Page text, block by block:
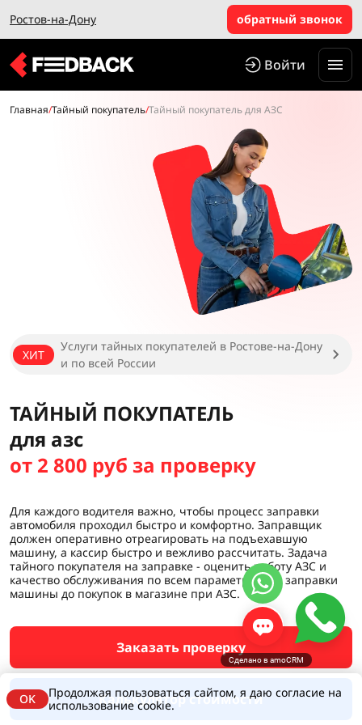
Ростов-на-Дону обратный звонок
Войти
Главная/Тайный покупатель/Тайный покупатель для АЗС
ХИТ
Услуги тайных покупателей в Ростове-на-Дону
и по всей России
ТАЙНЫЙ ПОКУПАТЕЛЬ
для азс
от 2 800 руб за проверку
Для каждого водителя важно, чтобы процесс заправки
автомобиля проходил быстро и комфортно. Заправщик
должен оперативно отреагировать на подъехавшую
машину, а кассир быстро и вежливо рассчитать. Задача
тайного покупателя на заправке - оценить работу АЗС и
качество обслуживания по всем параметрам: от заправки
машины до покупок в магазине при АЗС.
Заказать проверку
Калькулятор стоимости
OK
Продолжая пользоваться сайтом, я даю согласие на
использование cookie.
Сделано в amoCRM